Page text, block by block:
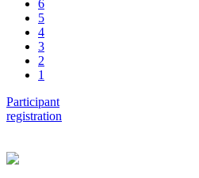
6
5
4
3
2
1
Participant
registration